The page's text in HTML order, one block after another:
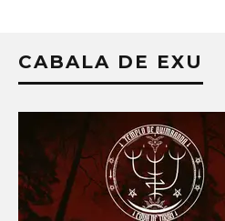
CABALA DE EXU